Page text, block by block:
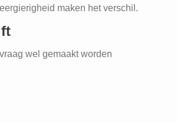
maken het verschil.
wel gemaakt worden